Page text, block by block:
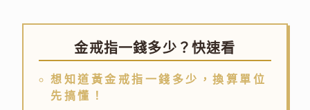
金戒指一錢多少？快速看
想知道黃金戒指一錢多少，換算單位
先搞懂！